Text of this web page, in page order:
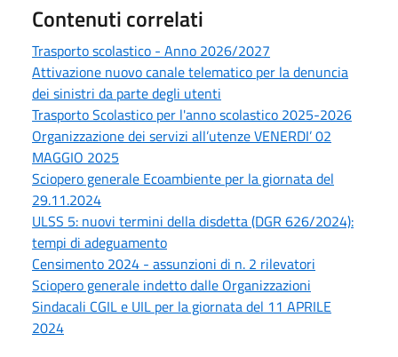
Contenuti correlati
Trasporto scolastico - Anno 2026/2027
Attivazione nuovo canale telematico per la denuncia
dei sinistri da parte degli utenti
Trasporto Scolastico per l'anno scolastico 2025-2026
Organizzazione dei servizi all’utenze VENERDI’ 02
MAGGIO 2025
Sciopero generale Ecoambiente per la giornata del
29.11.2024
ULSS 5: nuovi termini della disdetta (DGR 626/2024):
tempi di adeguamento
Censimento 2024 - assunzioni di n. 2 rilevatori
Sciopero generale indetto dalle Organizzazioni
Sindacali CGIL e UIL per la giornata del 11 APRILE
2024